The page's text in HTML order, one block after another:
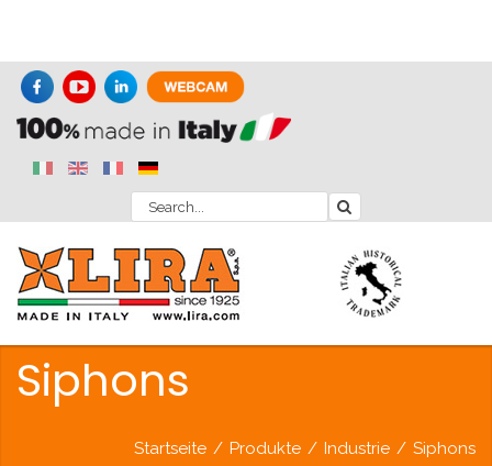
Siphons
Startseite / Produkte / Industrie / Siphons